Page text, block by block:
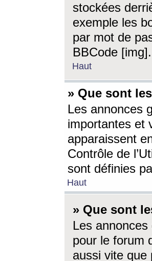
stockées
exemple les
par mot de
BBCode [img].
Haut
» Que sont
Les annonces
importantes et
apparaissent
Contrôle de
sont définies
Haut
» Que sont
Les
pour le forum
aussi vite que